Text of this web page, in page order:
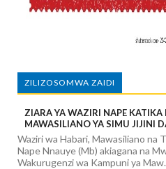
ZILIZOSOMWA ZAIDI
ZIARA YA WAZIRI NAPE
MAWASILIANO YA SIMU JIJINI
Waziri wa Habari, Mawasiliano na
Nape Nnauye (Mb) akiagana na
Wakurugenzi wa Kampuni ya